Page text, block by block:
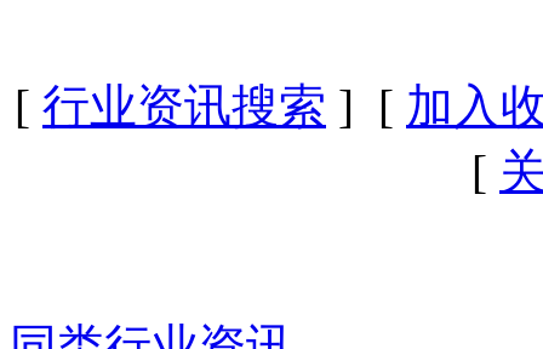
[ 行业资讯搜索 ] [ 加入
[